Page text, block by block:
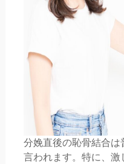
分娩直後の恥骨結合は
言われます。特に、激